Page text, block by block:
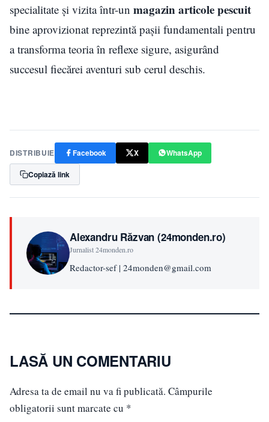
specialitate și vizita într-un magazin articole pescuit
bine aprovizionat reprezintă pașii fundamentali pentru
a transforma teoria în reflexe sigure, asigurând
succesul fiecărei aventuri sub cerul deschis.
DISTRIBUIE Facebook X
WhatsApp
Copiază link
Alexandru Răzvan (24monden.ro)
Jurnalist 24monden.ro
Redactor-sef | 24monden@gmail.com
LASĂ UN COMENTARIU
Adresa ta de email nu va fi publicată. Câmpurile
obligatorii sunt marcate cu *